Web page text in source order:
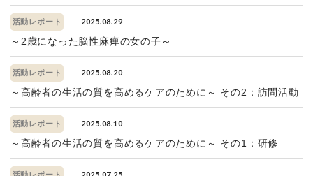
活動レポート 2025.08.29
～2歳になった脳性麻痺の女の子～
活動レポート 2025.08.20
～高齢者の生活の質を高めるケアのために～ その2：訪問活動
活動レポート 2025.08.10
～高齢者の生活の質を高めるケアのために～ その1：研修